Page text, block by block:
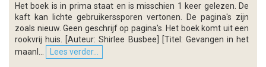
Het boek is in prima staat en is misschien 1 keer gelezen. De
kaft kan lichte gebruikerssporen vertonen. De pagina's zijn
zoals nieuw. Geen geschrijf op pagina's. Het boek komt uit een
rookvrij huis. [Auteur: Shirlee Busbee] [Titel: Gevangen in het
maanl...
Lees verder...